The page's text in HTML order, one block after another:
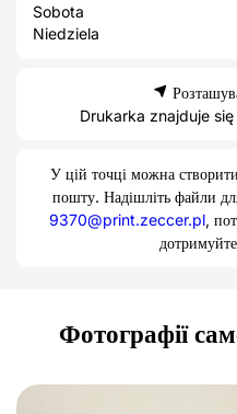
Sobota
Niedziela
Drukarka znajduje
У цій точці можна
пошту. Надішліть файли
9370@print.zeccer.pl,
Фотографії